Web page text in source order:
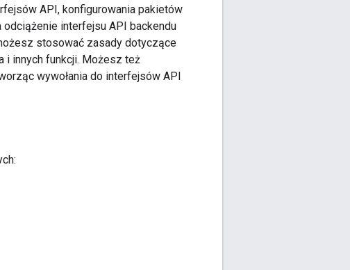
API, konfigurowania pakietów
interfejsu API backendu
stosować zasady dotyczące
i innych funkcji. Możesz też
wywołania do interfejsów API